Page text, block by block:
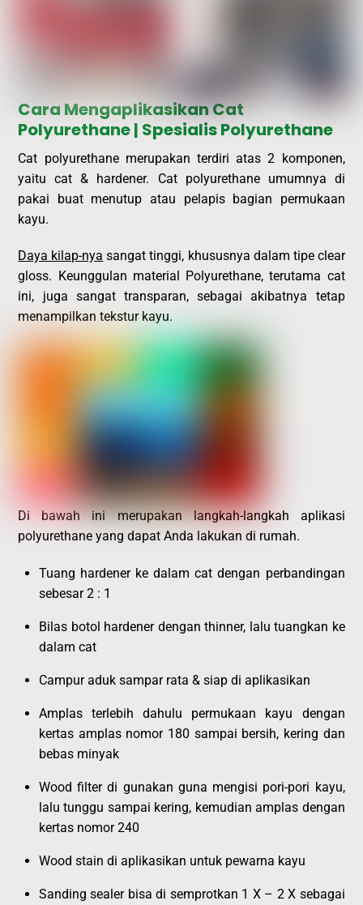
Cara Mengaplikasikan Cat
Polyurethane | Spesialis Polyurethane
Cat polyurethane merupakan terdiri atas 2 komponen,
yaitu cat & hardener. Cat polyurethane umumnya di
pakai buat menutup atau pelapis bagian permukaan
kayu.
Daya kilap-nya sangat tinggi, khususnya dalam tipe clear
gloss. Keunggulan material Polyurethane, terutama cat
ini, juga sangat transparan, sebagai akibatnya tetap
menampilkan tekstur kayu.
Di bawah ini merupakan langkah-langkah aplikasi
polyurethane yang dapat Anda lakukan di rumah.
Tuang hardener ke dalam cat dengan perbandingan
sebesar 2 : 1
Bilas botol hardener dengan thinner, lalu tuangkan ke
dalam cat
Campur aduk sampar rata & siap di aplikasikan
Amplas terlebih dahulu permukaan kayu dengan
kertas amplas nomor 180 sampai bersih, kering dan
bebas minyak
Wood filter di gunakan guna mengisi pori-pori kayu,
lalu tunggu sampai kering, kemudian amplas dengan
kertas nomor 240
Wood stain di aplikasikan untuk pewarna kayu
Sanding sealer bisa di semprotkan 1 X – 2 X sebagai